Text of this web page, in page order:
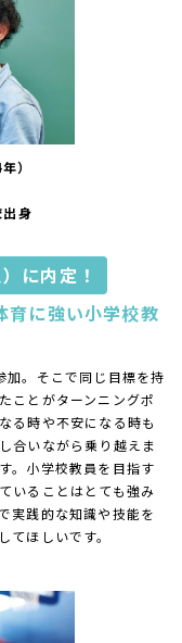
）
身
に内定！
育に強い小学校教
。そこで同じ目標を持
ことがターンニングポ
る時や不安になる時も
合いながら乗り越えま
。小学校教員を目指す
いることはとても強み
実践的な知識や技能を
ほしいです。